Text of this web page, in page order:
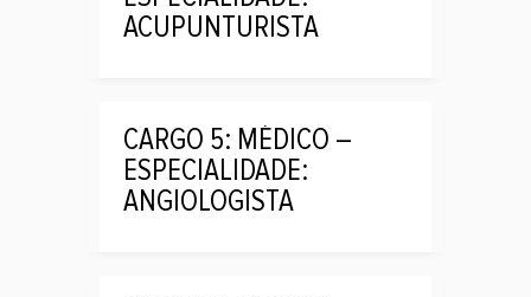
ACUPUNTURISTA
CARGO 5: MÉDICO –
ESPECIALIDADE:
ANGIOLOGISTA